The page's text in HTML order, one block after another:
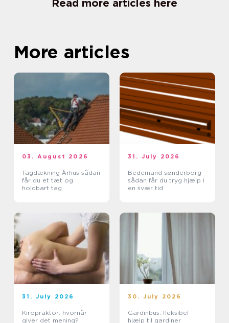
Read more articles here
More articles
03. August 2026
Tagdækning Århus sådan
får du et tæt og
holdbart tag
31. July 2026
Bedemand sønderborg
sådan får du tryg hjælp i
en svær tid
31. July 2026
Kiropraktor: hvornår
giver det mening?
30. July 2026
Gardinbus: fleksibel
hjælp til gardiner